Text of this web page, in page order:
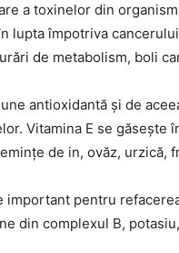
a toxinelor din
lupta împotriva
de metabolism, boli
antioxidantă și de
Vitamina E se găsește
de in, ovăz, urzică,
important pentru
din complexul B,